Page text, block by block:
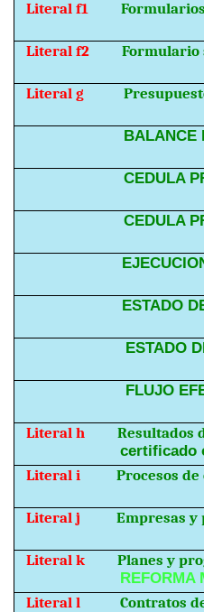
Literal f1
Literal f2 Formulario
Literal g
BALANCE
CEDULA
CEDULA
ESTADO
ESTADO
FLUJO
Literal h Resultados
certificado
Literal i Procesos
Literal j Empresas y
Literal k Planes y
REFORMA
Literal l Contratos